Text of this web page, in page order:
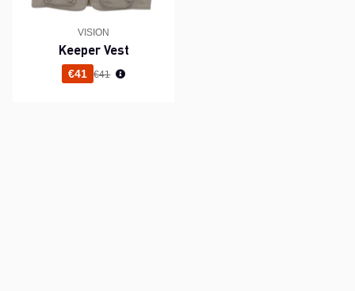
VISION
Keeper Vest
€41 Normaali hinta
€41